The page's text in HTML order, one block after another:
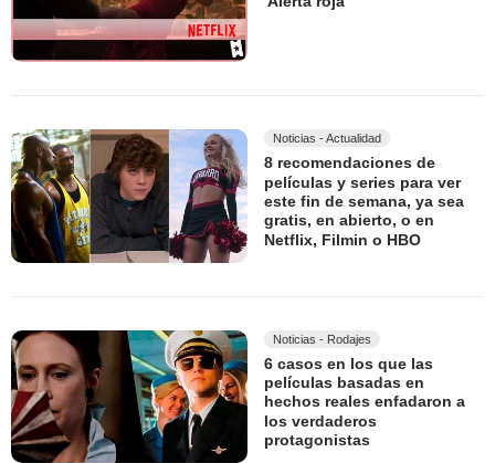
Noticias - Actualidad
8 recomendaciones de
películas y series para ver
este fin de semana, ya sea
gratis, en abierto, o en
Netflix, Filmin o HBO
Noticias - Rodajes
6 casos en los que las
películas basadas en
hechos reales enfadaron a
los verdaderos
protagonistas